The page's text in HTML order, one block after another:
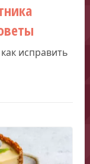
исправить